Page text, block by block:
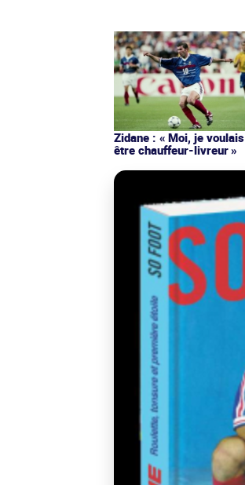
Zidane : « Moi, je voulais
être chauffeur-livreur »